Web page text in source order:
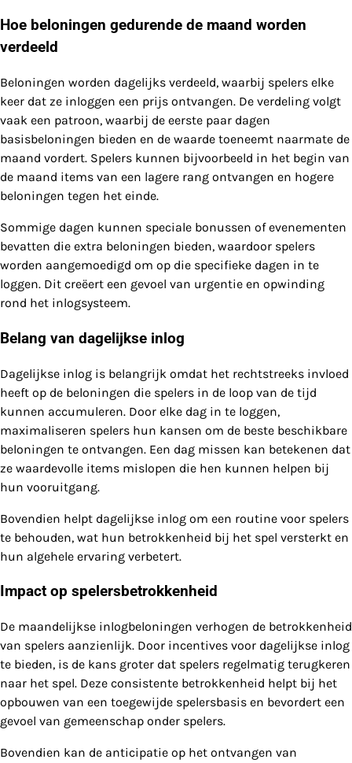
Hoe beloningen gedurende de maand worden
verdeeld
Beloningen worden dagelijks verdeeld, waarbij spelers elke
keer dat ze inloggen een prijs ontvangen. De verdeling volgt
vaak een patroon, waarbij de eerste paar dagen
basisbeloningen bieden en de waarde toeneemt naarmate de
maand vordert. Spelers kunnen bijvoorbeeld in het begin van
de maand items van een lagere rang ontvangen en hogere
beloningen tegen het einde.
Sommige dagen kunnen speciale bonussen of evenementen
bevatten die extra beloningen bieden, waardoor spelers
worden aangemoedigd om op die specifieke dagen in te
loggen. Dit creëert een gevoel van urgentie en opwinding
rond het inlogsysteem.
Belang van dagelijkse inlog
Dagelijkse inlog is belangrijk omdat het rechtstreeks invloed
heeft op de beloningen die spelers in de loop van de tijd
kunnen accumuleren. Door elke dag in te loggen,
maximaliseren spelers hun kansen om de beste beschikbare
beloningen te ontvangen. Een dag missen kan betekenen dat
ze waardevolle items mislopen die hen kunnen helpen bij
hun vooruitgang.
Bovendien helpt dagelijkse inlog om een routine voor spelers
te behouden, wat hun betrokkenheid bij het spel versterkt en
hun algehele ervaring verbetert.
Impact op spelersbetrokkenheid
De maandelijkse inlogbeloningen verhogen de betrokkenheid
van spelers aanzienlijk. Door incentives voor dagelijkse inlog
te bieden, is de kans groter dat spelers regelmatig terugkeren
naar het spel. Deze consistente betrokkenheid helpt bij het
opbouwen van een toegewijde spelersbasis en bevordert een
gevoel van gemeenschap onder spelers.
Bovendien kan de anticipatie op het ontvangen van